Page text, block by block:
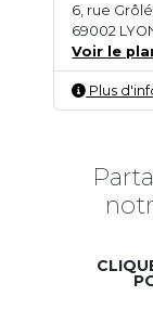
6, rue
69002
Voir le
Plus